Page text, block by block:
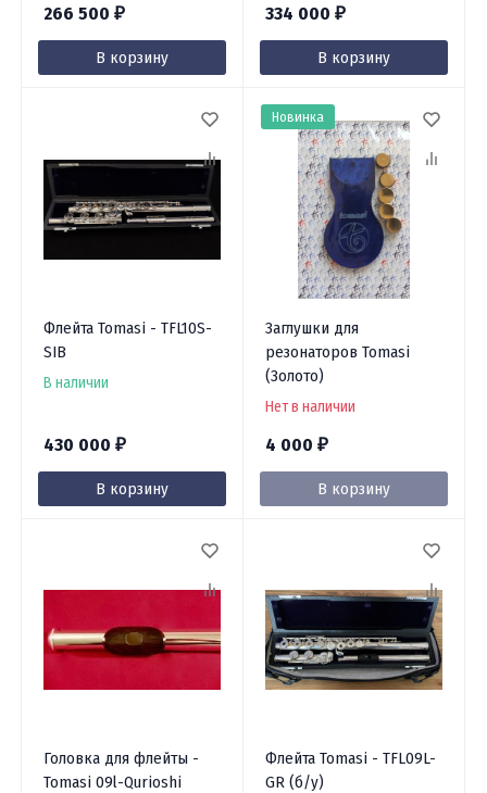
266 500 ₽
В корзину
334 000 ₽
В корзину
Флейта Tomasi - TFL10S-
SIB
В наличии
430 000 ₽
В корзину
Заглушки для
резонаторов Tomasi
(Золото)
Нет в наличии
4 000 ₽
В корзину
Новинка
Головка для флейты -
Tomasi 09l-Qurioshi
Флейта Tomasi - TFL09L-
GR (б/у)